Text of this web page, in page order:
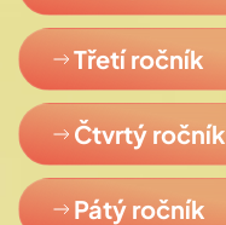
Třetí ročník
Čtvrtý ročník
Pátý ročník